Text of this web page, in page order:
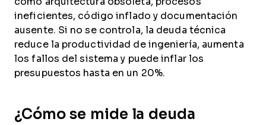
ineficientes, código inflado y documentación
ausente. Si no se controla, la deuda técnica
reduce la productividad de ingeniería, aumenta
los fallos del sistema y puede inflar los
presupuestos hasta en un 20%.
¿Cómo se mide la deuda